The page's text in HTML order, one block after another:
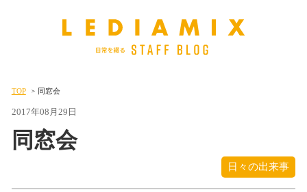
TOP 同窓会
2017年08月29日
同窓会
日々の出来事